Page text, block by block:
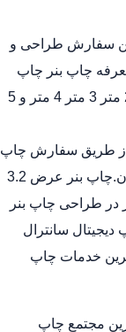
سفارش طراحی و
چاپ بنر چاپ
بنر ارزان چاپ بنر فوری چاپ بنر قیمت طراحی و چاپ بنر فوری عرض 1متر چاپ بنر فوری عرض 2 متر 3 متر 4 متر و 5
متریال از طریق سفارش چاپ
بنر در سامانه ثبت سفارش آنلاین خدمات تخصصی چاپ بنر ارزان ارائه سفارش چاپ بنر آنلاین درایران.چاپ بنر عرض 3.2
در طراحی چاپ بنر
سانترال
خدمات چاپ
مجتمع چاپ